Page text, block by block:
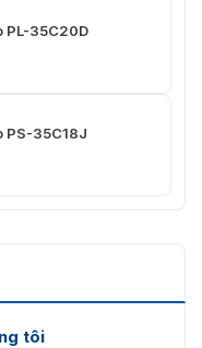
PL-35C20D
PS-35C18J
tôi